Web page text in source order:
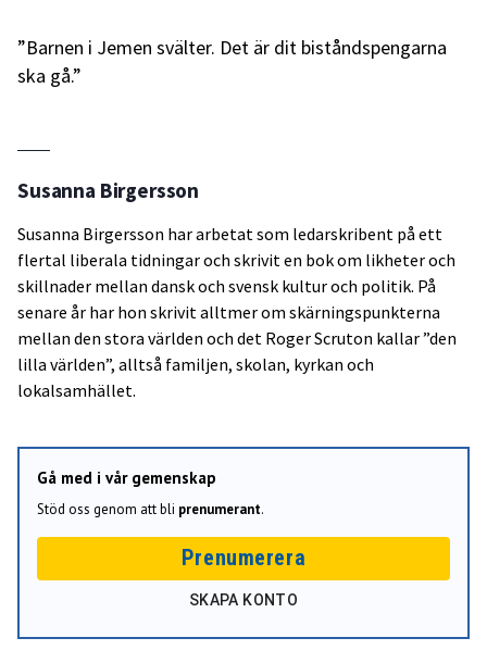
”Barnen i Jemen svälter. Det är dit biståndspengarna
ska gå.”
Susanna Birgersson
Susanna Birgersson har arbetat som ledarskribent på ett
flertal liberala tidningar och skrivit en bok om likheter och
skillnader mellan dansk och svensk kultur och politik. På
senare år har hon skrivit alltmer om skärningspunkterna
mellan den stora världen och det Roger Scruton kallar ”den
lilla världen”, alltså familjen, skolan, kyrkan och
lokalsamhället.
Gå med i vår gemenskap
Stöd oss genom att bli prenumerant.
Prenumerera
SKAPA KONTO